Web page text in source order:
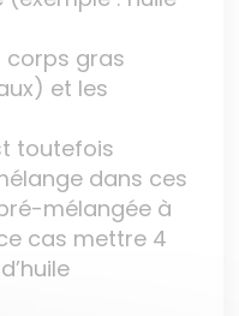
corps gras
et les
toutefois
dans ces
mélangée à
cas mettre 4